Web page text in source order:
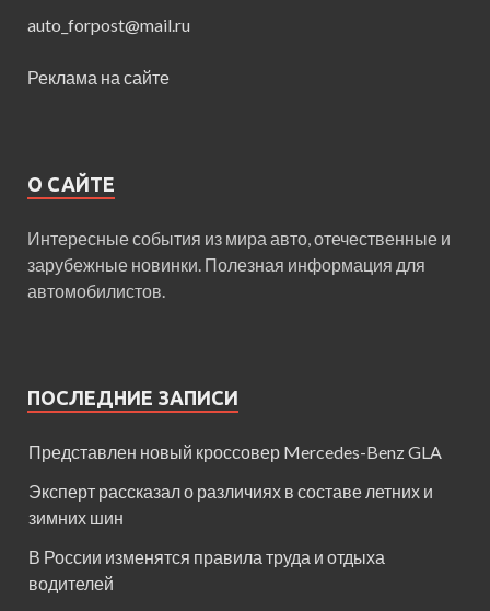
auto_forpost@mail.ru
Реклама на сайте
О САЙТЕ
Интересные события из мира авто, отечественные и
зарубежные новинки. Полезная информация для
автомобилистов.
ПОСЛЕДНИЕ ЗАПИСИ
Представлен новый кроссовер Mercedes-Benz GLA
Эксперт рассказал о различиях в составе летних и
зимних шин
В России изменятся правила труда и отдыха
водителей